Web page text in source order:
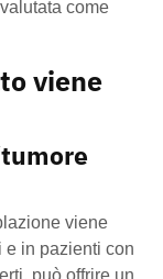
come
viene
viene
e in pazienti con
può offrire un